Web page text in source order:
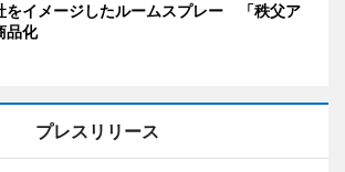
をイメージしたルームスプレー 「秩父ア
品化
プレスリリース